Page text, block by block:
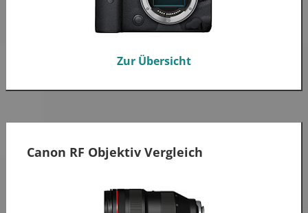
Zur Übersicht
Canon RF Objektiv Vergleich